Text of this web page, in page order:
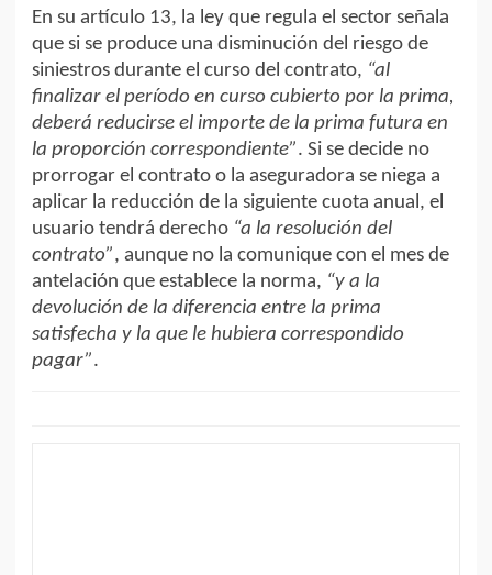
En su artículo 13, la ley que regula el sector señala
que si se produce una disminución del riesgo de
siniestros durante el curso del contrato, “al
finalizar el período en curso cubierto por la prima,
deberá reducirse el importe de la prima futura en
la proporción correspondiente”. Si se decide no
prorrogar el contrato o la aseguradora se niega a
aplicar la reducción de la siguiente cuota anual, el
usuario tendrá derecho “a la resolución del
contrato”, aunque no la comunique con el mes de
antelación que establece la norma, “y a la
devolución de la diferencia entre la prima
satisfecha y la que le hubiera correspondido
pagar”.